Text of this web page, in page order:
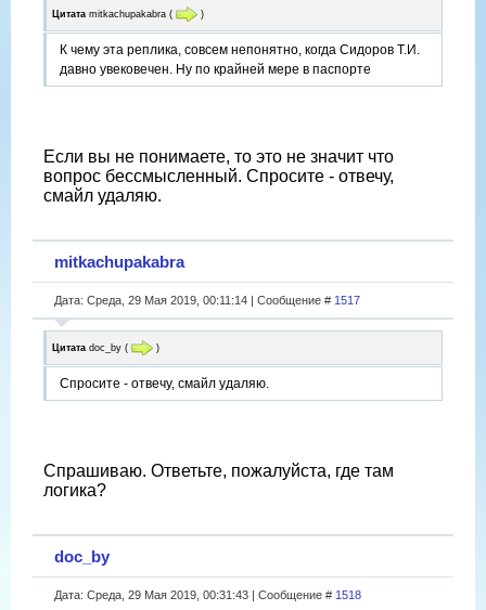
Цитата mitkachupakabra ( )
К чему эта реплика, совсем непонятно, когда Сидоров Т.И.
давно увековечен. Ну по крайней мере в паспорте
Если вы не понимаете, то это не значит что
вопрос бессмысленный. Спросите - отвечу,
смайл удаляю.
mitkachupakabra
Дата: Среда, 29 Мая 2019, 00:11:14 | Сообщение # 1517
Цитата doc_by ( )
Спросите - отвечу, смайл удаляю.
Спрашиваю. Ответьте, пожалуйста, где там
логика?
doc_by
Дата: Среда, 29 Мая 2019, 00:31:43 | Сообщение # 1518